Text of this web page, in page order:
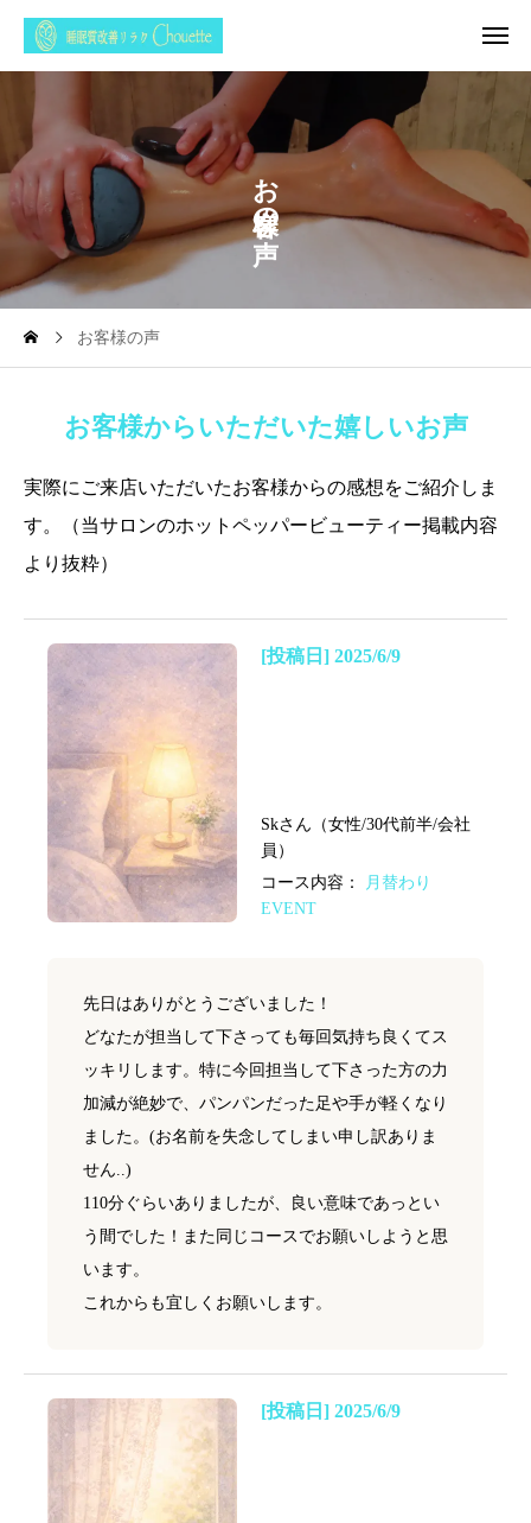
お
の
お客様の声
お客様からいただいた嬉しいお声
実際にご来店いただいたお客様からの感想をご紹介しま
す。（当サロンのホットペッパービューティー掲載内容
より抜粋）
[投稿日] 2025/6/9
Skさん（女性/30代前半/会社
員）
コース内容：
月替わり
EVENT
先日はありがとうございました！
どなたが担当して下さっても毎回気持ち良くてス
ッキリします。特に今回担当して下さった方の力
加減が絶妙で、パンパンだった足や手が軽くなり
ました。(お名前を失念してしまい申し訳ありま
せん..)
110分ぐらいありましたが、良い意味であっとい
う間でした！また同じコースでお願いしようと思
います。
これからも宜しくお願いします。
[投稿日] 2025/6/9